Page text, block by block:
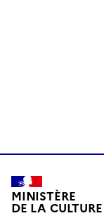
MINISTÈRE
DE LA CULTURE